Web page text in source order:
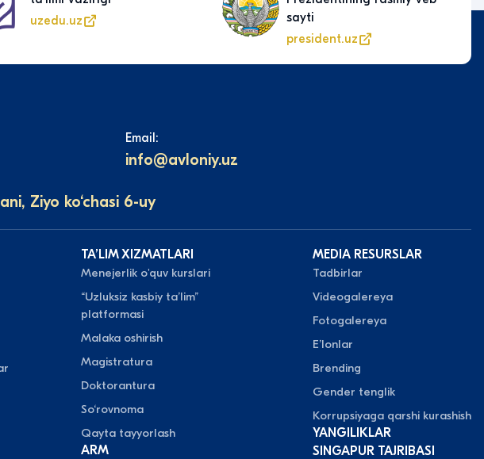
uzedu.uz
sayti
president.uz
Email:
info@avloniy.uz
Ziyo ko‘chasi 6-uy
TAʼLIM XIZMATLARI
Menejerlik o'quv kurslari
“Uzluksiz kasbiy taʼlim”
platformasi
Malaka oshirish
Magistratura
Doktorantura
So‘rovnoma
Qayta tayyorlash
ARM
MEDIA RESURSLAR
Tadbirlar
Videogalereya
Fotogalereya
Eʼlonlar
Brending
Gender tenglik
Korrupsiyaga qarshi kurashish
YANGILIKLAR
SINGAPUR TAJRIBASI